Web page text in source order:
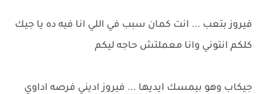
فيروز بتعب ... انت كمان سبب في اللي انا فيه ده يا جيك
كلكم انتوني وانا معملتش حاجه ليكم
جيكاب وهو بيمسك ايديها ... فيروز اديني فرصه اداوي